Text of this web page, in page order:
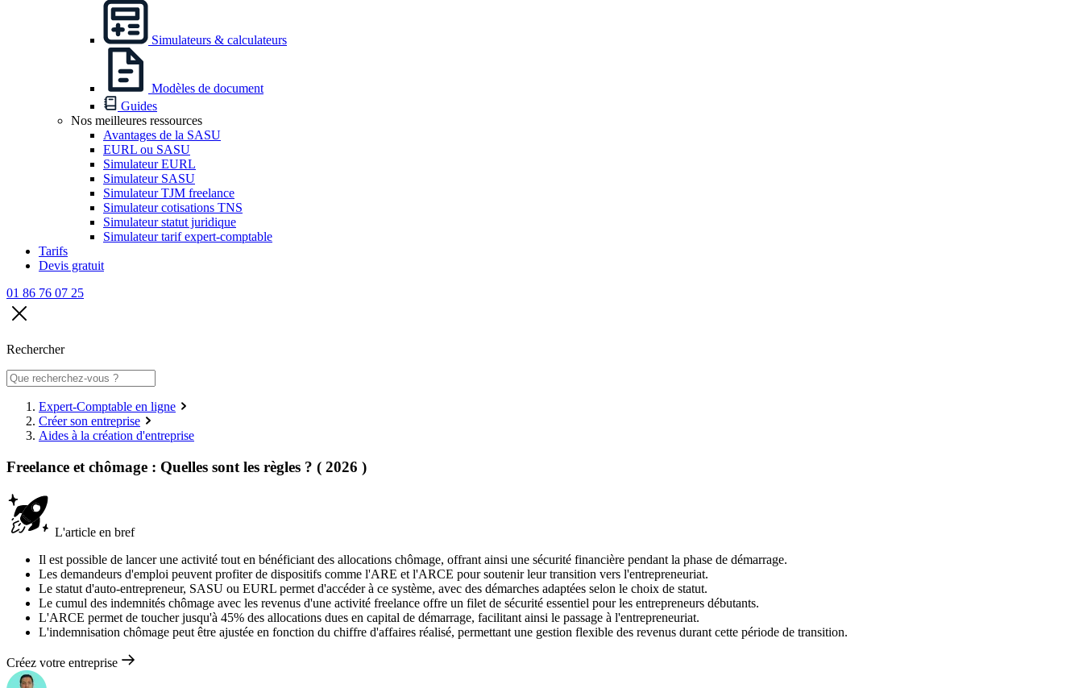
Simulateurs & calculateurs
Modèles de document
Guides
Nos meilleures ressources
Avantages de la SASU
EURL ou SASU
Simulateur EURL
Simulateur SASU
Simulateur TJM freelance
Simulateur cotisations TNS
Simulateur statut juridique
Simulateur tarif expert-comptable
Tarifs
Devis gratuit
01 86 76 07 25
Rechercher
Expert-Comptable en ligne
Créer son entreprise
Aides à la création d'entreprise
Freelance et chômage : Quelles sont les règles ? ( 2026 )
L'article en bref
Il est possible de lancer une activité tout en bénéficiant des allocations chômage, offrant ainsi une sécurité financière pendant la phase de démarrage.
Les demandeurs d'emploi peuvent profiter de dispositifs comme l'ARE et l'ARCE pour soutenir leur transition vers l'entrepreneuriat.
Le statut d'auto-entrepreneur, SASU ou EURL permet d'accéder à ce système, avec des démarches adaptées selon le choix de statut.
Le cumul des indemnités chômage avec les revenus d'une activité freelance offre un filet de sécurité essentiel pour les entrepreneurs débutants.
L'ARCE permet de toucher jusqu'à 45% des allocations dues en capital de démarrage, facilitant ainsi le passage à l'entrepreneuriat.
L'indemnisation chômage peut être ajustée en fonction du chiffre d'affaires réalisé, permettant une gestion flexible des revenus durant cette période de transition.
Créez votre entreprise